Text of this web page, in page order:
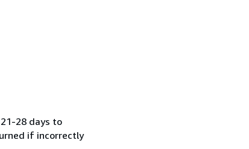
28 days to
if incorrectly